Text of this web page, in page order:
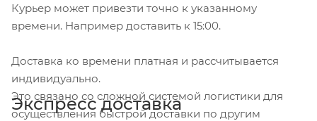
Курьер может привезти точно к указанному
времени. Например доставить к 15:00.
Доставка ко времени платная и рассчитывается
индивидуально.
Это связано со сложной системой логистики для
осуществления быстрой доставки по другим
Экспресс доставка